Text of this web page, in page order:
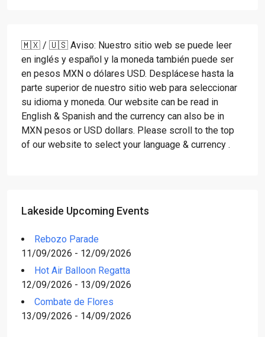
🇲🇽 / 🇺🇸 Aviso: Nuestro sitio web se puede leer
en inglés y español y la moneda también puede ser
en pesos MXN o dólares USD. Desplácese hasta la
parte superior de nuestro sitio web para seleccionar
su idioma y moneda. Our website can be read in
English & Spanish and the currency can also be in
MXN pesos or USD dollars. Please scroll to the top
of our website to select your language & currency .
Lakeside Upcoming Events
Rebozo Parade
11/09/2026 - 12/09/2026
Hot Air Balloon Regatta
12/09/2026 - 13/09/2026
Combate de Flores
13/09/2026 - 14/09/2026